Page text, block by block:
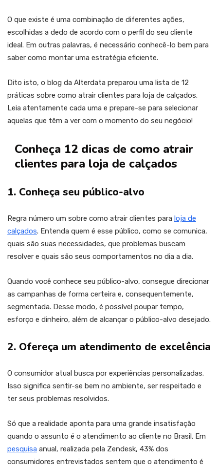
O que existe é uma combinação de diferentes ações,
escolhidas a dedo de acordo com o perfil do seu cliente
ideal. Em outras palavras, é necessário conhecê-lo bem para
saber como montar uma estratégia eficiente.
Dito isto, o blog da Alterdata preparou uma lista de 12
práticas sobre como atrair clientes para loja de calçados.
Leia atentamente cada uma e prepare-se para selecionar
aquelas que têm a ver com o momento do seu negócio!
Conheça 12 dicas de como atrair
clientes para loja de calçados
1. Conheça seu público-alvo
Regra número um sobre como atrair clientes para loja de
calçados. Entenda quem é esse público, como se comunica,
quais são suas necessidades, que problemas buscam
resolver e quais são seus comportamentos no dia a dia.
Quando você conhece seu público-alvo, consegue direcionar
as campanhas de forma certeira e, consequentemente,
segmentada. Desse modo, é possível poupar tempo,
esforço e dinheiro, além de alcançar o público-alvo desejado.
2. Ofereça um atendimento de excelência
O consumidor atual busca por experiências personalizadas.
Isso significa sentir-se bem no ambiente, ser respeitado e
ter seus problemas resolvidos.
Só que a realidade aponta para uma grande insatisfação
quando o assunto é o atendimento ao cliente no Brasil. Em
pesquisa anual, realizada pela Zendesk, 43% dos
consumidores entrevistados sentem que o atendimento é